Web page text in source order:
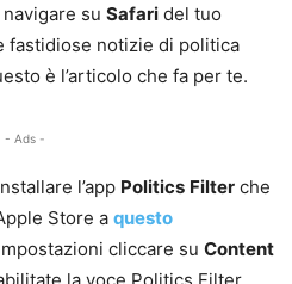
su Safari del tuo
fastidiose notizie di politica
è l’articolo che fa per te.
- Ads -
l’app Politics Filter che
Store a questo
cliccare su Content